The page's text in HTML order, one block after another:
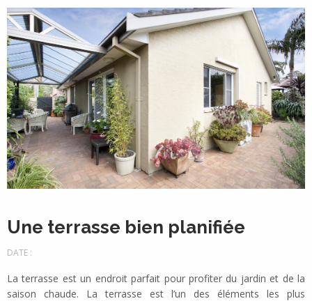
Une terrasse bien planifiée
DATE :
La terrasse est un endroit parfait pour profiter du jardin et de la
saison chaude. La terrasse est l’un des éléments les plus